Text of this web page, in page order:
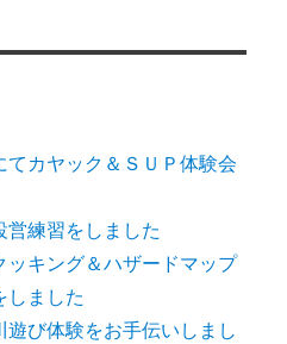
てカヤック＆ＳＵＰ体験会
営練習をしました
ッキング＆ハザードマップ
しました
遊び体験をお手伝いしまし